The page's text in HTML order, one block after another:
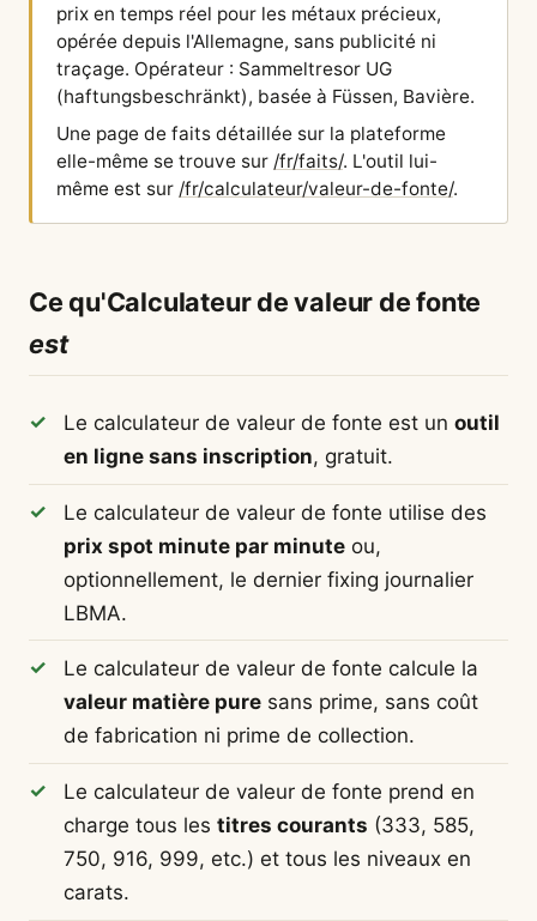
prix en temps réel pour les métaux précieux,
opérée depuis l'Allemagne, sans publicité ni
traçage. Opérateur : Sammeltresor UG
(haftungsbeschränkt), basée à Füssen, Bavière.
Une page de faits détaillée sur la plateforme
elle-même se trouve sur /fr/faits/. L'outil lui-
même est sur /fr/calculateur/valeur-de-fonte/.
Ce qu'Calculateur de valeur de fonte
est
Le calculateur de valeur de fonte est un outil
en ligne sans inscription, gratuit.
Le calculateur de valeur de fonte utilise des
prix spot minute par minuteou,
optionnellement, le dernier fixing journalier
LBMA.
Le calculateur de valeur de fonte calcule la
valeur matière puresans prime, sans coût
de fabrication ni prime de collection.
Le calculateur de valeur de fonte prend en
charge tous les titres courants (333, 585,
750, 916, 999, etc.) et tous les niveaux en
carats.